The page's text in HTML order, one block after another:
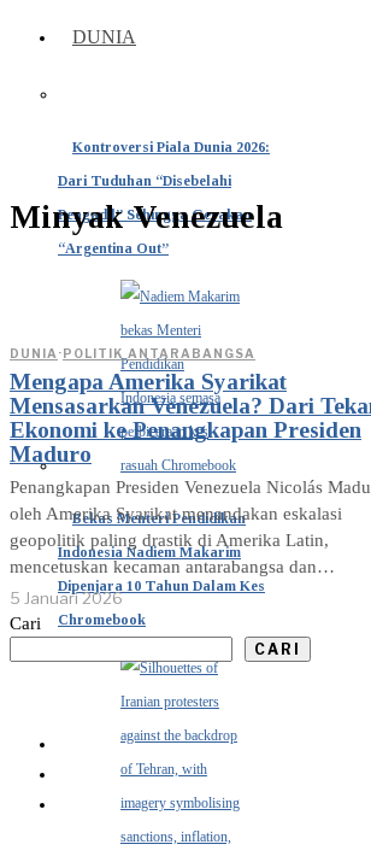
DUNIA
Kontroversi Piala Dunia 2026:
Dari Tuduhan “Disebelahi
Pengadil” Sehingga Gerakan
“Argentina Out”
Bekas Menteri Pendidikan
Indonesia Nadiem Makarim
Dipenjara 10 Tahun Dalam Kes
Chromebook
Minyak Venezuela
DUNIA · POLITIK ANTARABANGSA
Mengapa Amerika Syarikat
Mensasarkan Venezuela? Dari
Ekonomi ke Penangkapan Presiden
Maduro
Penangkapan Presiden Venezuela Nicolás
oleh Amerika Syarikat menandakan eskalasi
geopolitik paling drastik di Amerika Latin,
mencetuskan kecaman antarabangsa dan…
5 Januari 2026
Cari
CARI